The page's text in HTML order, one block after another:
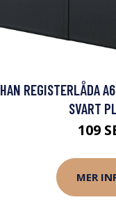
HAN REGISTERLÅDA
SVART
109
MER